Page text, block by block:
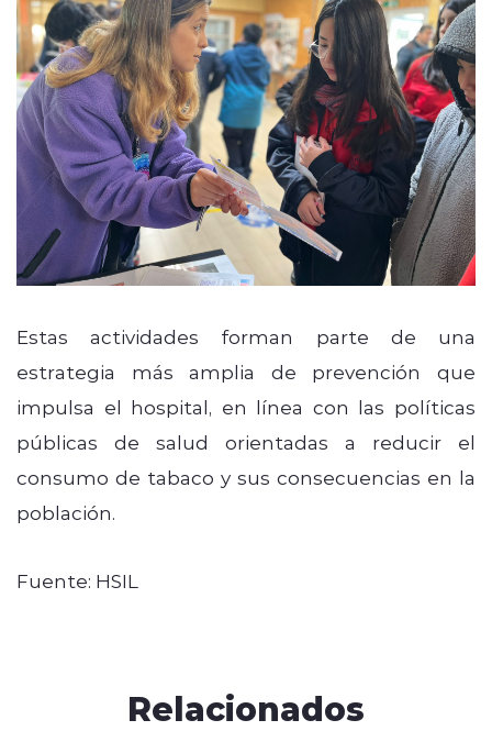
Estas actividades forman parte de una
estrategia más amplia de prevención que
impulsa el hospital, en línea con las políticas
públicas de salud orientadas a reducir el
consumo de tabaco y sus consecuencias en la
población.
Fuente: HSIL
Relacionados